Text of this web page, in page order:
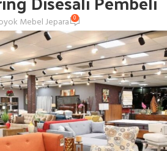
Mebel Jepara 0